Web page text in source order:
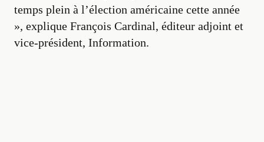
temps plein à l’élection américaine cette année
», explique François Cardinal, éditeur adjoint et
vice-président, Information.